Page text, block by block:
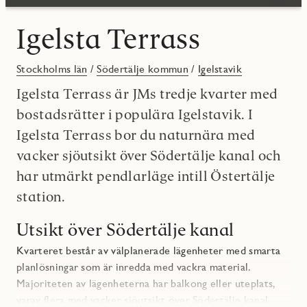
Igelsta Terrass
Stockholms län /Södertälje kommun / Igelstavik
Igelsta Terrass är JMs tredje kvarter med
bostadsrätter i populära Igelstavik. I
Igelsta Terrass bor du naturnära med
vacker sjöutsikt över Södertälje kanal och
har utmärkt pendlarläge intill Östertälje
station.
Utsikt över Södertälje kanal
Kvarteret består av välplanerade lägenheter med smarta
planlösningar som är inredda med vackra material.
Majoriteten av lägenheterna har balkong eller uteplats,
varav flera med vacker sjöutsikt över Södertälje kanal.